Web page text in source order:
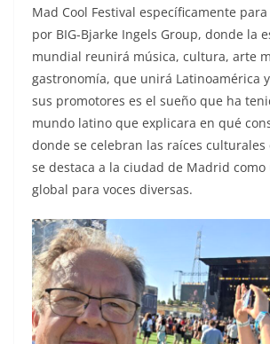
Mad Cool Festival específicamente
por BIG-Bjarke Ingels Group, donde la
mundial reunirá música, cultura, arte
gastronomía, que unirá Latinoamérica
sus promotores es el sueño que ha
mundo latino que explicara en qué
donde se celebran las raíces
se destaca a la ciudad de Madrid
global para voces diversas.